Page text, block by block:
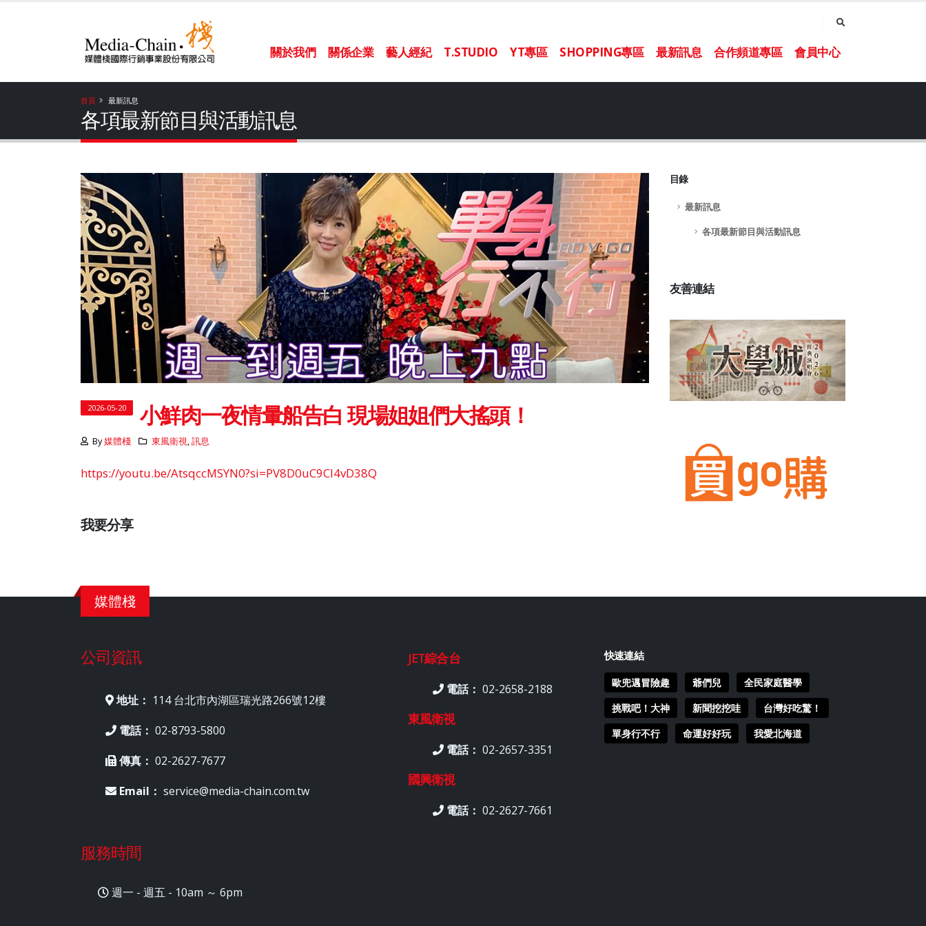
關於我們 關係企業 藝人經紀 T.STUDIO YT專區 SHOPPING專區 最新訊息 合作頻道專區 會員中心
首頁 最新訊息
各項最新節目與活動訊息
目錄
最新訊息
各項最新節目與活動訊息
友善連結
2026-05-20 小鮮肉一夜情暈船告白 現場姐姐們大搖頭！
By媒體棧 東風衛視,訊息
https://youtu.be/AtsqccMSYN0?si=PV8D0uC9Cl4vD38Q
我要分享
媒體棧
公司資訊
地址： 114 台北市內湖區瑞光路266號12樓
電話： 02-8793-5800
傳真： 02-2627-7677
Email： service@media-chain.com.tw
服務時間
週一 - 週五 - 10am ～ 6pm
JET綜合台
電話： 02-2658-2188
東風衛視
電話： 02-2657-3351
國興衛視
電話： 02-2627-7661
快速連結
歐兜邁冒險趣 爺們兒
全民家庭醫學
挑戰吧！大神
新聞挖挖哇
台灣好吃驚！
單身行不行
命運好好玩 我愛北海道